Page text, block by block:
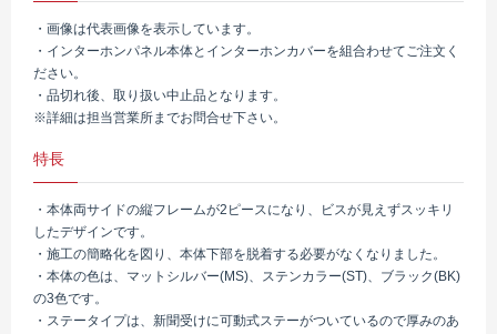
・画像は代表画像を表示しています。
・インターホンパネル本体とインターホンカバーを組合わせてご注文く
ださい。
・品切れ後、取り扱い中止品となります。
※詳細は担当営業所までお問合せ下さい。
特長
・本体両サイドの縦フレームが2ピースになり、ビスが見えずスッキリ
したデザインです。
・施工の簡略化を図り、本体下部を脱着する必要がなくなりました。
・本体の色は、マットシルバー(MS)、ステンカラー(ST)、ブラック(BK)
の3色です。
・ステータイプは、新聞受けに可動式ステーがついているので厚みのあ